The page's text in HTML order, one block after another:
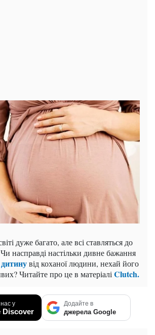
дуже багато, але всі ставляться до
насправді настільки дивне бажання
дитинувід коханої людини, нехай його
Читайте про це в матеріалі Clutch.
у
Discover
Додайте в
джерела Google